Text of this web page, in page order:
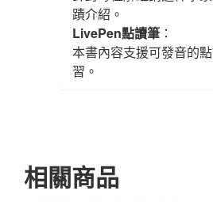
蹟介紹。
LivePen點讀筆 ：
本書內容支援可發音的
習。
相關商品